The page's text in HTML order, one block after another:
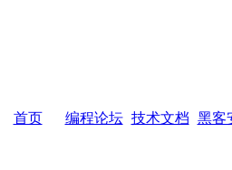
首页 编程论坛 技术文档 黑客